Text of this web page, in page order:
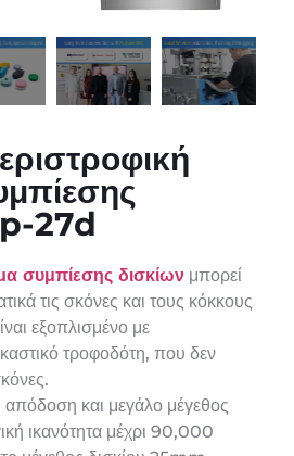
27d
συμπίεσης δισκίων μπορεί
τις σκόνες και τους κόκκους
εξοπλισμένο με
τροφοδότη, που δεν
και μεγάλο μέγεθος
ικανότητα μέχρι 90,000